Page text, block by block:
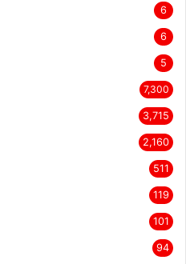
6
6
5
7,300
3,715
2,160
511
119
101
94